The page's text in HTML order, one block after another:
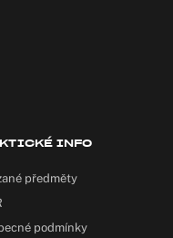
INFO
předměty
podmínky